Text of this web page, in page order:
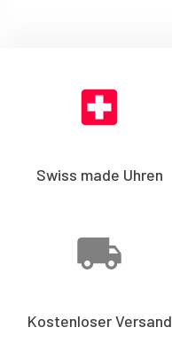
Swiss made Uhren
Kostenloser Versand